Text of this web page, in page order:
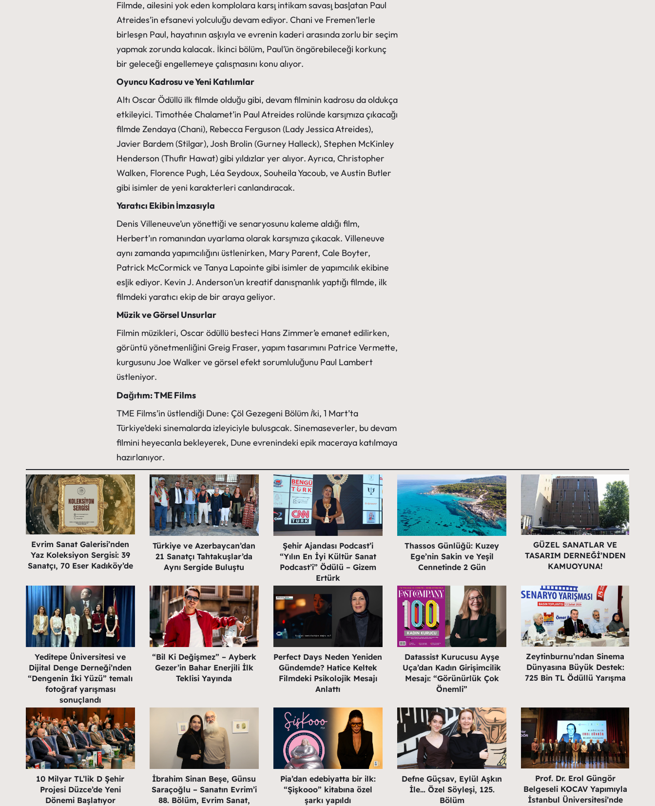
Filmde, ailesini yok eden komplolara karşı intikam savaşı başlatan Paul
Atreides’in efsanevi yolculuğu devam ediyor. Chani ve Fremen’lerle
birleşen Paul, hayatının aşkıyla ve evrenin kaderi arasında zorlu bir seçim
yapmak zorunda kalacak. İkinci bölüm, Paul’ün öngörebileceği korkunç
bir geleceği engellemeye çalışmasını konu alıyor.
Oyuncu Kadrosu ve Yeni Katılımlar
Altı Oscar Ödüllü ilk filmde olduğu gibi, devam filminin kadrosu da oldukça
etkileyici. Timothée Chalamet’in Paul Atreides rolünde karşımıza çıkacağı
filmde Zendaya (Chani), Rebecca Ferguson (Lady Jessica Atreides),
Javier Bardem (Stilgar), Josh Brolin (Gurney Halleck), Stephen McKinley
Henderson (Thufir Hawat) gibi yıldızlar yer alıyor. Ayrıca, Christopher
Walken, Florence Pugh, Léa Seydoux, Souheila Yacoub, ve Austin Butler
gibi isimler de yeni karakterleri canlandıracak.
Yaratıcı Ekibin İmzasıyla
Denis Villeneuve’un yönettiği ve senaryosunu kaleme aldığı film,
Herbert’ın romanından uyarlama olarak karşımıza çıkacak. Villeneuve
aynı zamanda yapımcılığını üstlenirken, Mary Parent, Cale Boyter,
Patrick McCormick ve Tanya Lapointe gibi isimler de yapımcılık ekibine
eşlik ediyor. Kevin J. Anderson’un kreatif danışmanlık yaptığı filmde, ilk
filmdeki yaratıcı ekip de bir araya geliyor.
Müzik ve Görsel Unsurlar
Filmin müzikleri, Oscar ödüllü besteci Hans Zimmer’e emanet edilirken,
görüntü yönetmenliğini Greig Fraser, yapım tasarımını Patrice Vermette,
kurgusunu Joe Walker ve görsel efekt sorumluluğunu Paul Lambert
üstleniyor.
Dağıtım: TME Films
TME Films’in üstlendiği Dune: Çöl Gezegeni Bölüm İki, 1 Mart’ta
Türkiye’deki sinemalarda izleyiciyle buluşacak. Sinemaseverler, bu devam
filmini heyecanla bekleyerek, Dune evrenindeki epik maceraya katılmaya
hazırlanıyor.
Evrim Sanat Galerisi’nden
Yaz Koleksiyon Sergisi: 39
Sanatçı, 70 Eser Kadıköy’de
Türkiye ve Azerbaycan’dan
21 Sanatçı Tahtakuşlar’da
Aynı Sergide Buluştu
Şehir Ajandası Podcast’i
“Yılın En İyi Kültür Sanat
Podcast’i” Ödülü – Gizem
Ertürk
Thassos Günlüğü: Kuzey
Ege’nin Sakin ve Yeşil
Cennetinde 2 Gün
GÜZEL SANATLAR VE
TASARIM DERNEĞİ’NDEN
KAMUOYUNA!
Yeditepe Üniversitesi ve
Dijital Denge Derneği’nden
“Dengenin İki Yüzü” temalı
fotoğraf yarışması
sonuçlandı
“Bil Ki Değişmez” – Ayberk
Gezer’in Bahar Enerjili İlk
Teklisi Yayında
Perfect Days Neden Yeniden
Gündemde? Hatice Keltek
Filmdeki Psikolojik Mesajı
Anlattı
Datassist Kurucusu Ayşe
Uça’dan Kadın Girişimcilik
Mesajı: “Görünürlük Çok
Önemli”
Zeytinburnu’ndan Sinema
Dünyasına Büyük Destek:
725 Bin TL Ödüllü Yarışma
10 Milyar TL’lik D Şehir
Projesi Düzce’de Yeni
Dönemi Başlatıyor
İbrahim Sinan Beşe, Günsu
Saraçoğlu – Sanatın Evrim’i
88. Bölüm, Evrim Sanat,
Pia’dan edebiyatta bir ilk:
“Şişkooo” kitabına özel
şarkı yapıldı
Defne Güçsav, Eylül Aşkın
İle… Özel Söyleşi, 125.
Bölüm
Prof. Dr. Erol Güngör
Belgeseli KOCAV Yapımıyla
İstanbul Üniversitesi’nde